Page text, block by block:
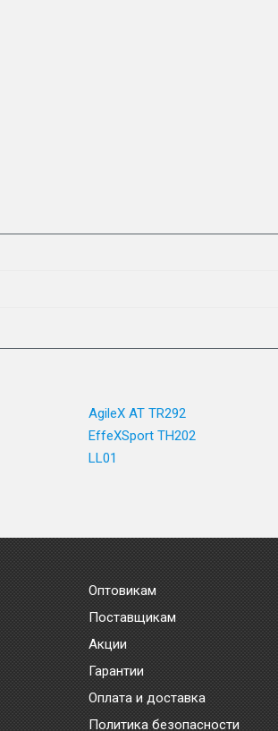
AgileX AT TR292
EffeXSport TH202
LL01
Оптовикам
Поставщикам
Акции
Гарантии
Оплата и доставка
Политика безопасности